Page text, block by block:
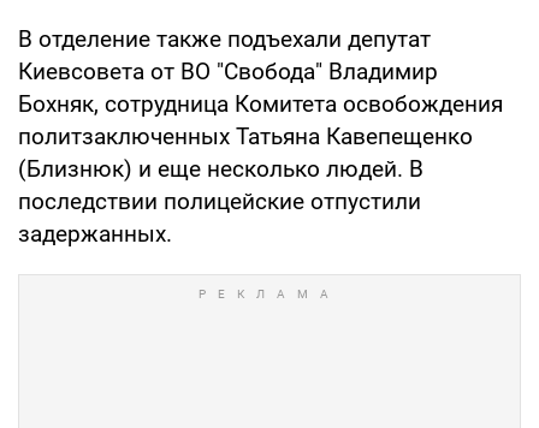
В отделение также подъехали депутат
Киевсовета от ВО "Свобода" Владимир
Бохняк, сотрудница Комитета освобождения
политзаключенных Татьяна Кавепещенко
(Близнюк) и еще несколько людей. В
последствии полицейские отпустили
задержанных.